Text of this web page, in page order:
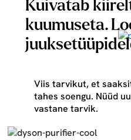
Kuivatab
kuumuseta.
Viis tarvikut, et
tahes soengu. Nüüd
vastane tarvik.